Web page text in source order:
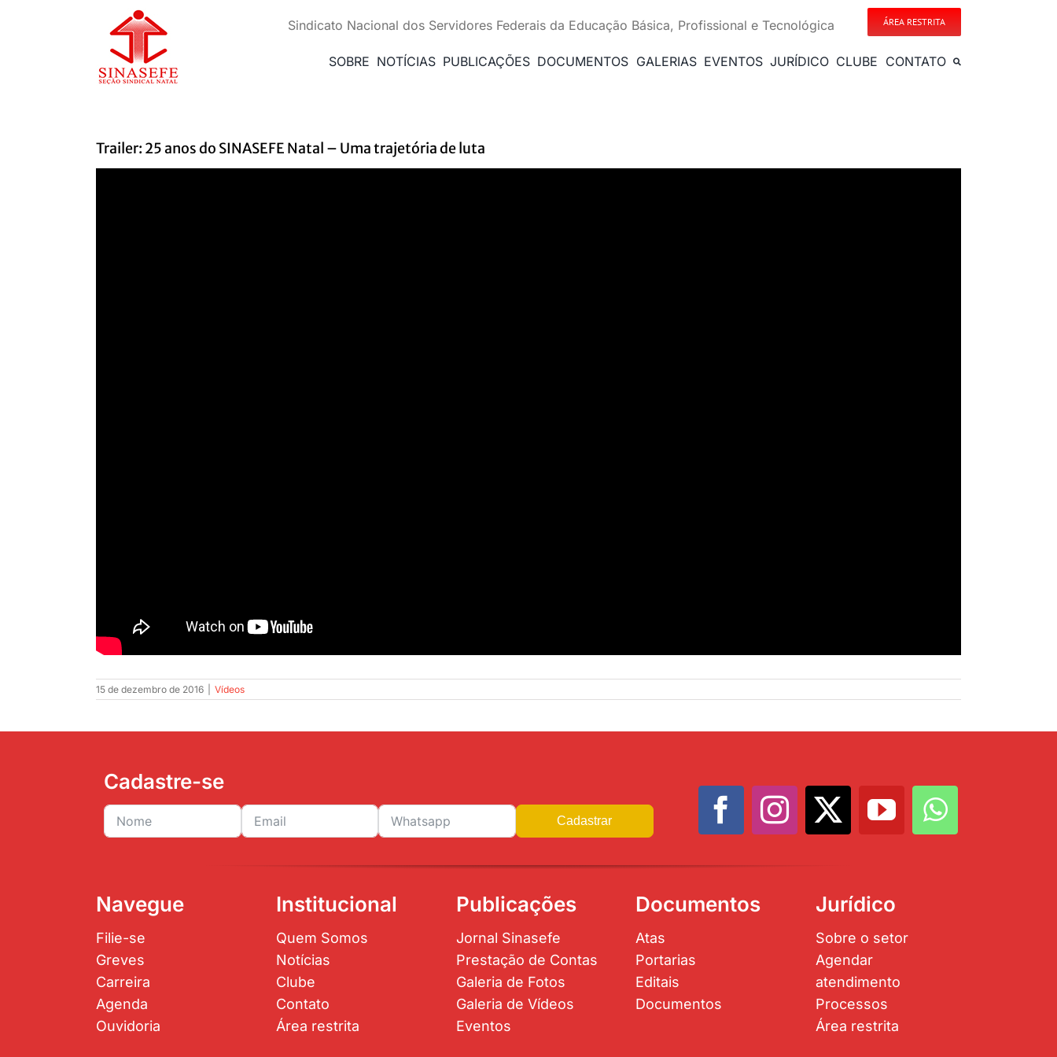
Sindicato Nacional dos Servidores Federais da Educação Básica, Profissional e Tecnológica ÁREA RESTRITA
SOBRE NOTÍCIAS PUBLICAÇÕES DOCUMENTOS GALERIAS EVENTOS JURÍDICO CLUBE CONTATO
Trailer: 25 anos do SINASEFE Natal – Uma trajetória de luta
15 de dezembro de 2016 Vídeos
Cadastre-se
Cadastrar
Navegue
Filie-se
Greves
Carreira
Agenda
Ouvidoria
Institucional
Quem Somos
Notícias
Clube
Contato
Área restrita
Publicações
Jornal Sinasefe
Prestação de Contas
Galeria de Fotos
Galeria de Vídeos
Eventos
Documentos
Atas
Portarias
Editais
Documentos
Jurídico
Sobre o setor
Agendar
atendimento
Processos
Área restrita